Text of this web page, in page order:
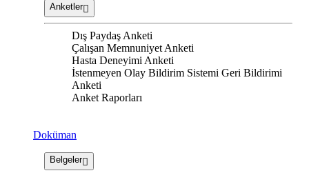
Anketler
Dış Paydaş Anketi
Çalışan Memnuniyet Anketi
Hasta Deneyimi Anketi
İstenmeyen Olay Bildirim Sistemi Geri Bildirimi
Anketi
Anket Raporları
Doküman
Belgeler